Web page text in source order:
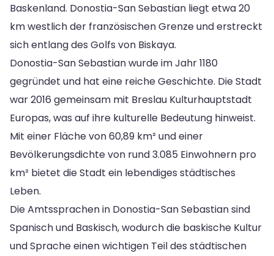
Baskenland. Donostia-San Sebastian liegt etwa 20
km westlich der französischen Grenze und erstreckt
sich entlang des Golfs von Biskaya.
Donostia-San Sebastian wurde im Jahr 1180
gegründet und hat eine reiche Geschichte. Die Stadt
war 2016 gemeinsam mit Breslau Kulturhauptstadt
Europas, was auf ihre kulturelle Bedeutung hinweist.
Mit einer Fläche von 60,89 km² und einer
Bevölkerungsdichte von rund 3.085 Einwohnern pro
km² bietet die Stadt ein lebendiges städtisches
Leben.
Die Amtssprachen in Donostia-San Sebastian sind
Spanisch und Baskisch, wodurch die baskische Kultur
und Sprache einen wichtigen Teil des städtischen